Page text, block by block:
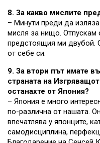
8. За какво мислите
– Минути преди да
мисля за нищо. Отпускам
предстоящия ми двубой.
от себе си.
9. За втори път имате
страната на
останахте от Япония?
– Япония е много
по-различна от нашата.
впечатлява у японците,
самодисциплина,